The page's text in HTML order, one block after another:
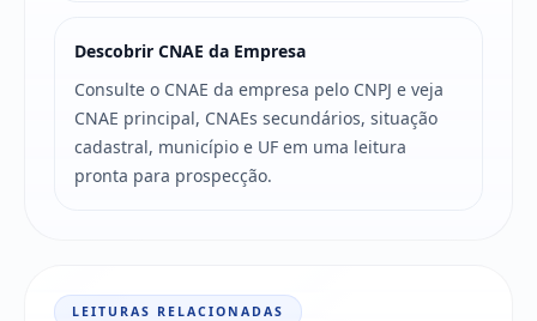
Descobrir CNAE da Empresa
Consulte o CNAE da empresa pelo CNPJ e veja
CNAE principal, CNAEs secundários, situação
cadastral, município e UF em uma leitura
pronta para prospecção.
LEITURAS RELACIONADAS